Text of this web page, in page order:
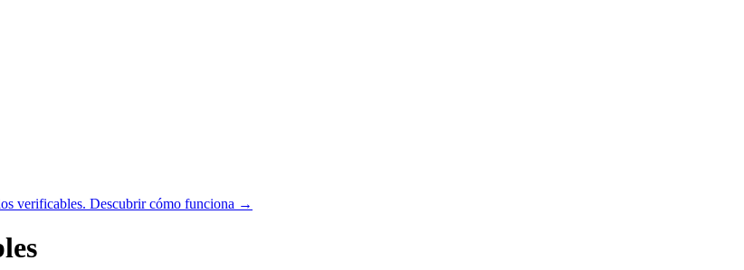
verificables. Descubrir cómo funciona →